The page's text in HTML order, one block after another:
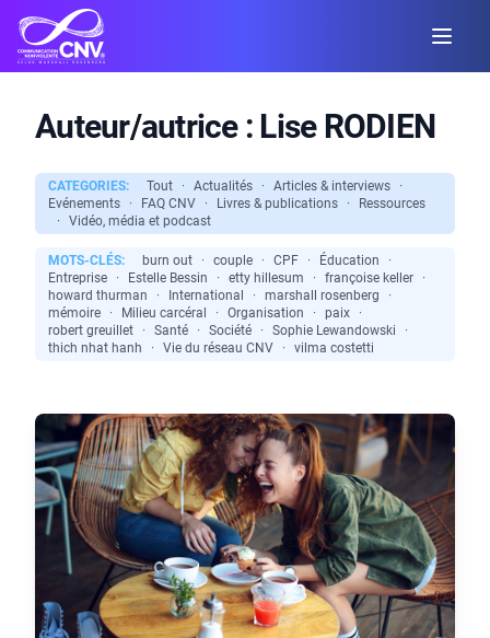
Auteur/autrice : Lise RODIEN
CATEGORIES: Tout · Actualités · Articles & interviews
·
Evénements
· FAQ CNV · Livres & publications ·
Ressources
·
Vidéo, média et podcast
MOTS-CLÉS: burn out · couple · CPF · Éducation
·
Entreprise
· Estelle Bessin · etty hillesum · françoise keller
·
howard thurman
· International · marshall rosenberg
·
mémoire
· Milieu carcéral · Organisation · paix
·
robert greuillet
· Santé · Société · Sophie Lewandowski
·
thich nhat hanh
· Vie du réseau CNV · vilma costetti